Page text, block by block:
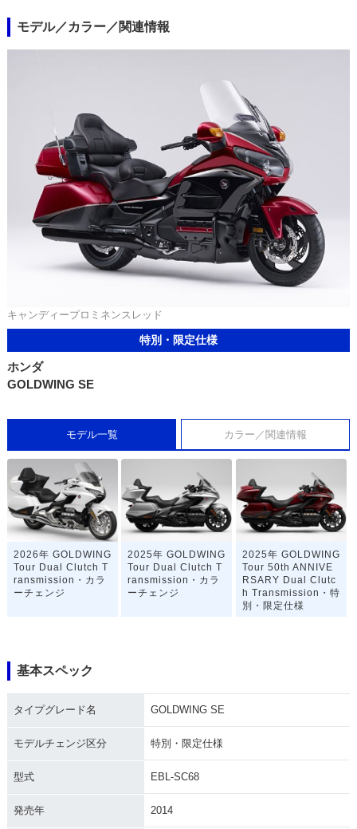
モデル／カラー／関連情報
キャンディープロミネンスレッド
特別・限定仕様
ホンダ
GOLDWING SE
モデル一覧 カラー／関連情報
2026年 GOLDWING
Tour Dual Clutch T
ransmission・カラ
ーチェンジ
2025年 GOLDWING
Tour Dual Clutch T
ransmission・カラ
ーチェンジ
2025年 GOLDWING
Tour 50th ANNIVE
RSARY Dual Clutc
h Transmission・特
別・限定仕様
Tour Dual Clutch T
Tour Dual Clutch T
基本スペック
タイプグレード名 GOLDWING SE
モデルチェンジ区分 特別・限定仕様
型式 EBL-SC68
発売年 2014